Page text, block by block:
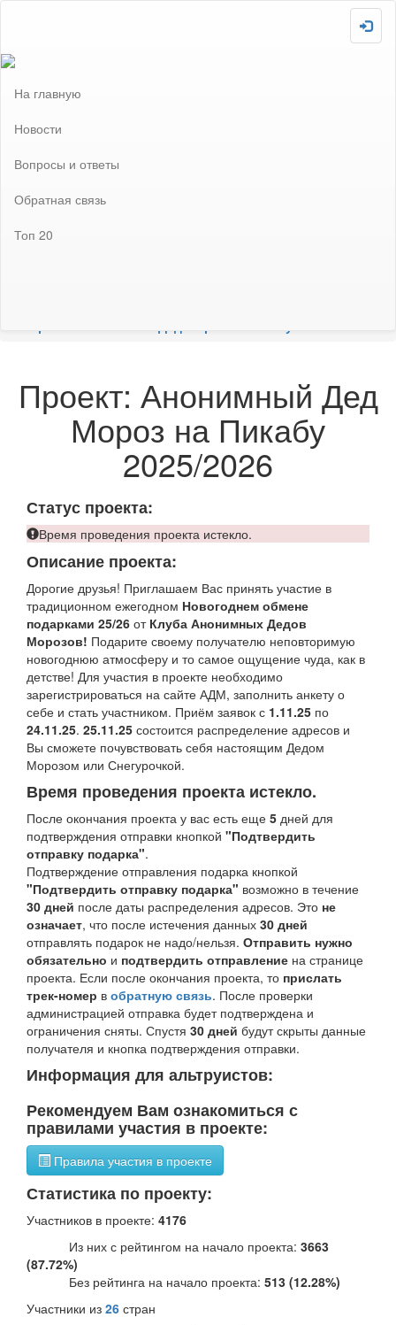
На главную
Новости
Вопросы и ответы
Обратная связь
Топ 20
Проект: Анонимный Дед
Мороз на Пикабу
2025/2026
Статус проекта:
Время проведения проекта истекло.
Описание проекта:
Дорогие друзья! Приглашаем Вас принять участие в
традиционном ежегодном Новогоднем обмене
подарками 25/26 от Клуба Анонимных Дедов
Морозов! Подарите своему получателю неповторимую
новогоднюю атмосферу и то самое ощущение чуда, как в
детстве! Для участия в проекте необходимо
зарегистрироваться на сайте АДМ, заполнить анкету о
себе и стать участником. Приём заявок с 1.11.25 по
24.11.25. 25.11.25 состоится распределение адресов и
Вы сможете почувствовать себя настоящим Дедом
Морозом или Снегурочкой.
Время проведения проекта истекло.
После окончания проекта у вас есть еще 5 дней для
подтверждения отправки кнопкой "Подтвердить
отправку подарка".
Подтверждение отправления подарка кнопкой
"Подтвердить отправку подарка" возможно в течение
30 дней после даты распределения адресов. Это не
означает, что после истечения данных 30 дней
отправлять подарок не надо/нельзя. Отправить нужно
обязательно и подтвердить отправление на странице
проекта. Если после окончания проекта, то прислать
трек-номер в обратную связь. После проверки
администрацией отправка будет подтверждена и
ограничения сняты. Спустя 30 дней будут скрыты данные
получателя и кнопка подтверждения отправки.
Информация для альтруистов:
Рекомендуем Вам ознакомиться с
правилами участия в проекте:
Правила участия в проекте
Статистика по проекту:
Участников в проекте: 4176
Из них с рейтингом на начало проекта: 3663
(87.72%)
Без рейтинга на начало проекта: 513 (12.28%)
Участники из 26 стран